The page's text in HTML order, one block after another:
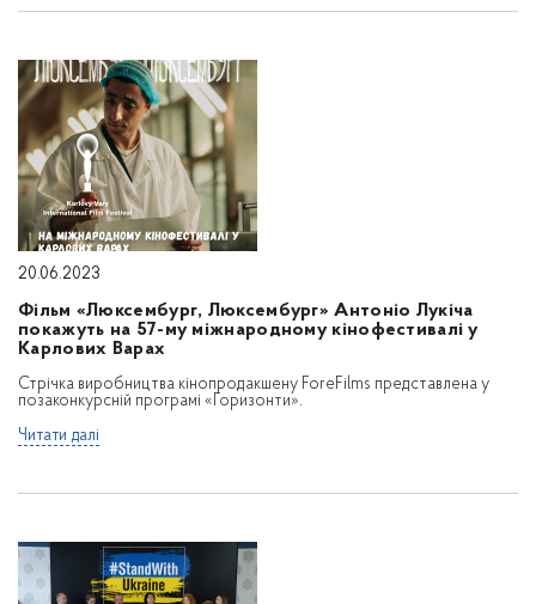
20.06.2023
Фільм «Люксембург, Люксембург» Антоніо Лукіча
покажуть на 57-му міжнародному кінофестивалі у
Карлових Варах
Стрічка виробництва кінопродакшену ForeFilms представлена у
позаконкурсній програмі «Горизонти».
Читати далі